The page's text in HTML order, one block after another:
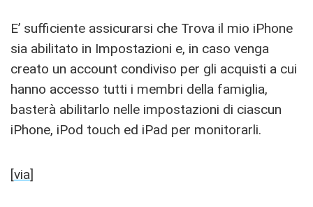
E’ sufficiente assicurarsi che Trova il mio iPhone
sia abilitato in Impostazioni e, in caso venga
creato un account condiviso per gli acquisti a cui
hanno accesso tutti i membri della famiglia,
basterà abilitarlo nelle impostazioni di ciascun
iPhone, iPod touch ed iPad per monitorarli.
[via]